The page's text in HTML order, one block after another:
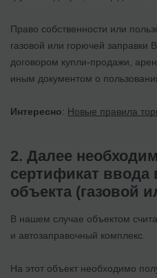
Право собственности или
газовой или горючей заправки
договором купли-продажи,
иным документом о
Интересно: Новые правила
2. Далее
сертификат ввода
объекта (газовой
В нашем случае объектом
и автозаправочный комплекс.
На этот объект необходимо